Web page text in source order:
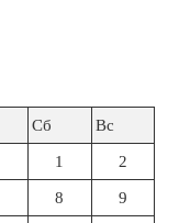
Сб Вс
1 2
8 9